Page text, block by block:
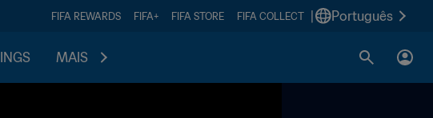
FIFA REWARDS FIFA+ FIFA STORE FIFA COLLECT Português
MAIS